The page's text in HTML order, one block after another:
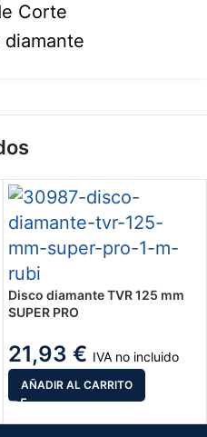
Corte
diamante
Disco diamante TVR 125 mm
SUPER PRO
21,93 € IVA no incluido
AÑADIR AL CARRITO